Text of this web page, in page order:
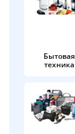
Бытовая
техника
недели